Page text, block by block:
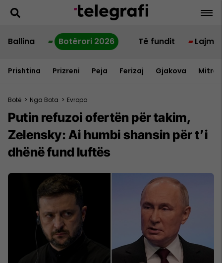
Ballina Botërori 2026 Të fundit Lajme
Prishtina Prizreni Peja Ferizaj Gjakova
Botë > Nga Bota > Evropa
Putin refuzoi ofertën për takim,
Zelensky: Ai humbi shansin për t’i
dhënë fund luftës